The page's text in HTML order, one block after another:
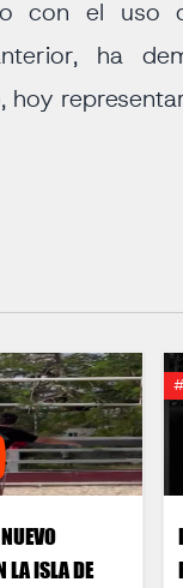
con el uso
ha
hoy
LA ISLA DE